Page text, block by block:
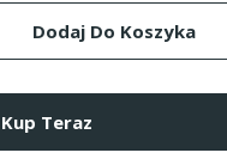
Dodaj Do Koszyka
Kup Teraz